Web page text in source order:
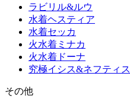
ラビリル&ルウ
水着ヘスティア
水着セッカ
火水着ミナカ
火水着ドーナ
究極イシス&ネフティス
その他